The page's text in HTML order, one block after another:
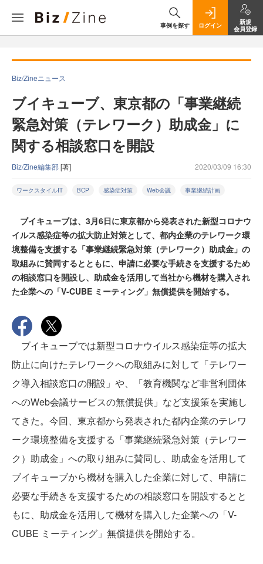
事例を探す ログイン
新規
会員登録
Biz/Zineニュース
ブイキューブ、東京都の「事業継続
緊急対策（テレワーク）助成金」に
関する相談窓口を開設
Biz/Zine編集部[著] 2020/03/09 16:30
ワークスタイルIT BCP 感染症対策 Web会議 事業継続計画
ブイキューブは、3月6日に東京都から発表された新型コロナウ
イルス感染症等の拡大防止対策として、都内企業のテレワーク環
境整備を支援する「事業継続緊急対策（テレワーク）助成金」の
取組みに賛同するとともに、申請に必要な手続きを支援するため
の相談窓口を開設し、助成金を活用して当社から機材を購入され
た企業への「V-CUBE ミーティング」無償提供を開始する。
ブイキューブでは新型コロナウイルス感染症等の拡大
防止に向けたテレワークへの取組みに対して「テレワー
ク導入相談窓口の開設」や、「教育機関など非営利団体
へのWeb会議サービスの無償提供」など支援策を実施し
てきた。今回、東京都から発表された都内企業のテレワ
ーク環境整備を支援する「事業継続緊急対策（テレワー
ク）助成金」への取り組みに賛同し、助成金を活用して
ブイキューブから機材を購入した企業に対して、申請に
必要な手続きを支援するための相談窓口を開設するとと
もに、助成金を活用して機材を購入した企業への「V-
CUBE ミーティング」無償提供を開始する。